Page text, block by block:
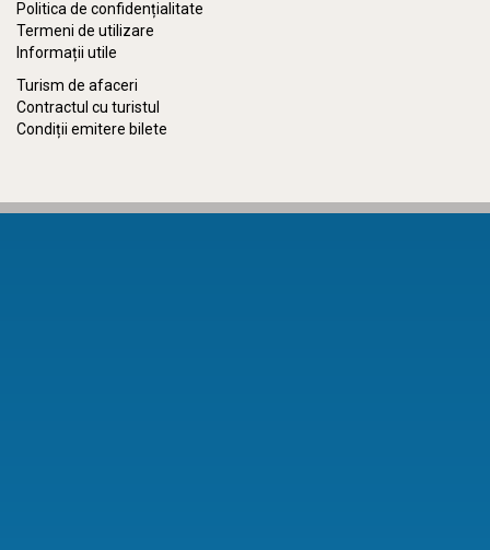
Politica de confidențialitate
Termeni de utilizare
Informații utile
Turism de afaceri
Contractul cu turistul
Condiții emitere bilete